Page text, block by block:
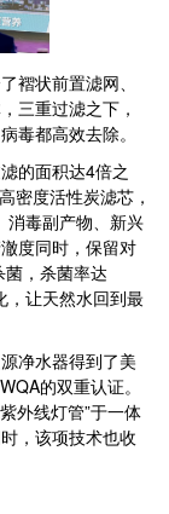
状前置滤网、
三重过滤之下，
毒都高效去除。
的面积达4倍之
密度活性炭滤芯，
消毒副产物、新兴
度同时，保留对
菌，杀菌率达
，让天然水回到最
净水器得到了美
的双重认证。
外线灯管”于一体
，该项技术也收